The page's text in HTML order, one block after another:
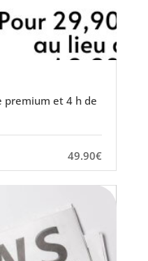
premium et 4 h de
49.90€